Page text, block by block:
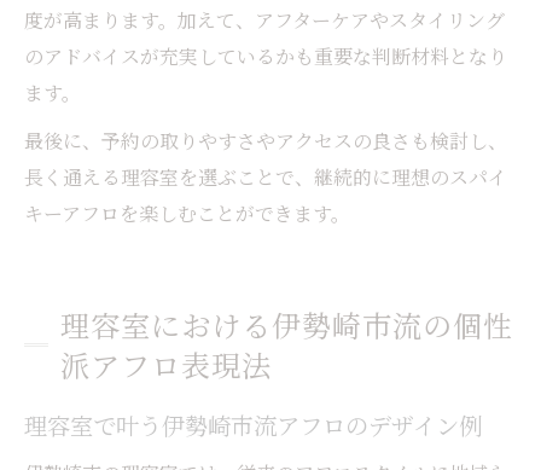
度が高まります。加えて、アフターケアやスタイリング
のアドバイスが充実しているかも重要な判断材料となり
ます。
最後に、予約の取りやすさやアクセスの良さも検討し、
長く通える理容室を選ぶことで、継続的に理想のスパイ
キーアフロを楽しむことができます。
理容室における伊勢崎市流の個性
派アフロ表現法
理容室で叶う伊勢崎市流アフロのデザイン例